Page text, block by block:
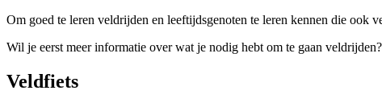
Om goed te leren veldrijden en leeftijdsgenoten te leren kennen die
Wil je eerst meer informatie over wat je nodig hebt om te gaan
Veldfiets